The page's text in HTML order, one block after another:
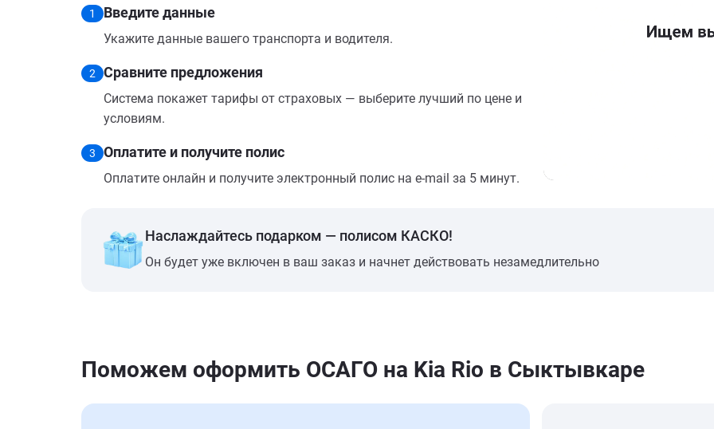
1 Введите данные
Укажите данные вашего транспорта и водителя.
2 Сравните предложения
Система покажет тарифы от страховых — выберите лучший по цене и
условиям.
3 Оплатите и получите полис
Оплатите онлайн и получите электронный полис на e-mail за 5 минут.
Наслаждайтесь подарком — полисом КАСКО!
Он будет уже включен в ваш заказ и начнет действовать незамедлительно
Поможем оформить ОСАГО на Kia Rio в Сыктывкаре